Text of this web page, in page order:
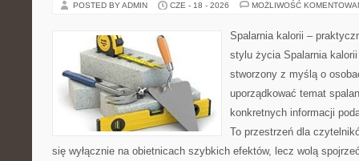
POSTED BY ADMIN CZE - 18 - 2026 MOŻLIWOŚĆ
Spalarnia kalorii –
stylu życia Spalarnia
stworzony z myślą o
uporządkować temat
konkretnych informacji
To przestrzeń dla
się wyłącznie na obietnicach szybkich efektów, lecz wolą